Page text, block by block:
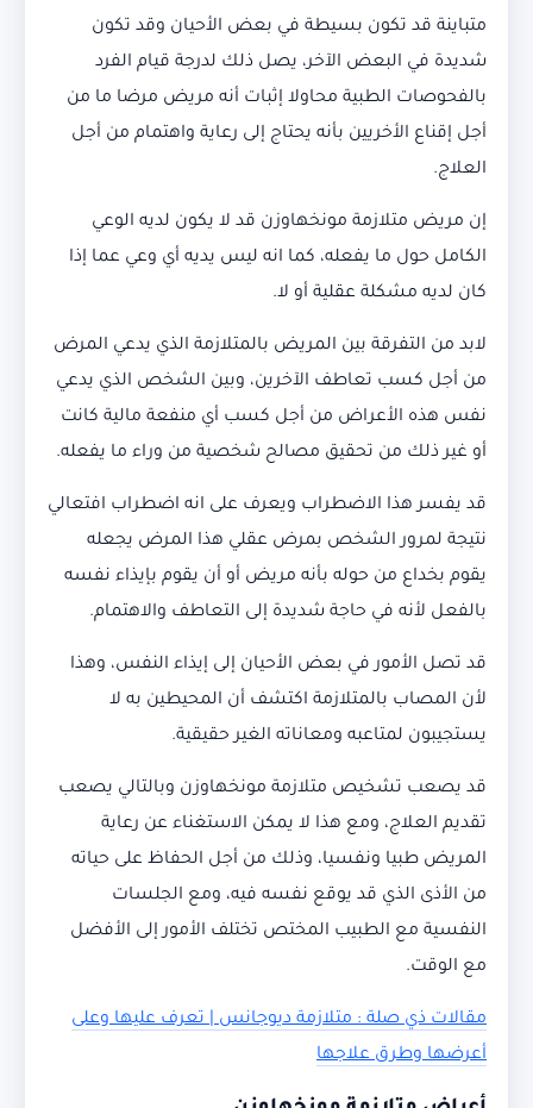
متباينة قد تكون بسيطة في بعض الأحيان وقد تكون
شديدة في البعض الآخر، يصل ذلك لدرجة قيام الفرد
بالفحوصات الطبية محاولا إثبات أنه مريض مرضا ما من
أجل إقناع الأخريين بأنه يحتاج إلى رعاية واهتمام من أجل
العلاج.
إن مريض متلازمة مونخهاوزن قد لا يكون لديه الوعي
الكامل حول ما يفعله، كما انه ليس يديه أي وعي عما إذا
كان لديه مشكلة عقلية أو لا.
لابد من التفرقة بين المريض بالمتلازمة الذي يدعي المرض
من أجل كسب تعاطف الآخرين، وبين الشخص الذي يدعي
نفس هذه الأعراض من أجل كسب أي منفعة مالية كانت
أو غير ذلك من تحقيق مصالح شخصية من وراء ما يفعله.
قد يفسر هذا الاضطراب ويعرف على انه اضطراب افتعالي
نتيجة لمرور الشخص بمرض عقلي هذا المرض يجعله
يقوم بخداع من حوله بأنه مريض أو أن يقوم بإيذاء نفسه
بالفعل لأنه في حاجة شديدة إلى التعاطف والاهتمام.
قد تصل الأمور في بعض الأحيان إلى إيذاء النفس، وهذا
لأن المصاب بالمتلازمة اكتشف أن المحيطين به لا
يستجيبون لمتاعبه ومعاناته الغير حقيقية.
قد يصعب تشخيص متلازمة مونخهاوزن وبالتالي يصعب
تقديم العلاج، ومع هذا لا يمكن الاستغناء عن رعاية
المريض طبيا ونفسيا، وذلك من أجل الحفاظ على حياته
من الأذى الذي قد يوقع نفسه فيه، ومع الجلسات
النفسية مع الطبيب المختص تختلف الأمور إلى الأفضل
مع الوقت.
مقالات ذي صلة : متلازمة ديوجانس | تعرف عليها وعلى
أعرضها وطرق علاجها